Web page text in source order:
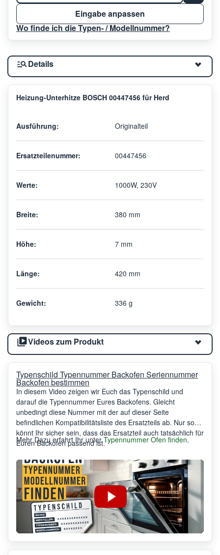
Eingabe anpassen
Wo finde ich die Typen- / Modellnummer?
Details
Heizung-Unterhitze BOSCH 00447456 für Herd
Ausführung: Originalteil
Ersatzteilenummer: 00447456
Werte: 1000W, 230V
Breite: 380 mm
Höhe: 7 mm
Länge: 420 mm
Gewicht: 336 g
Videos zum Produkt
Typenschild Typennummer Backofen Seriennummer
Backofen bestimmen
In diesem Video zeigen wir Euch das Typenschild und
darauf die Typennummer Eures Backofens. Gleicht
unbedingt diese Nummer mit der auf dieser Seite
befindlichen Kompatibilitätsliste des Ersatzteils ab. Nur so
könnt Ihr sicher sein, dass das Ersatzteil auch tatsächlich für
Euren Backofen passend ist.
Mehr Dazu erfahrt Ihr unterTypennummer Ofen finden.